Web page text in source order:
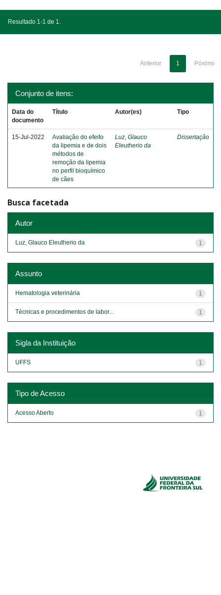
Resultado 1-1 de 1.
Anterior 1 Póximo
Conjunto de itens:
Data do
documento
Título Autor(es) Tipo
15-Jul-2022
Avaliação do efeito
da lipemia e de dois
métodos de
remoção da lipemia
no perfil bioquímico
de cães
Luz, Glauco
Eleutherio da
Dissertação
Busca facetada
Autor
1
Luz, Glauco Eleutherio da
Assunto
1
Hematologia veterinária
1
Técnicas e procedimentos de labor...
Sigla da Instituição
1
UFFS
Tipo de Acesso
1
Acesso Aberto